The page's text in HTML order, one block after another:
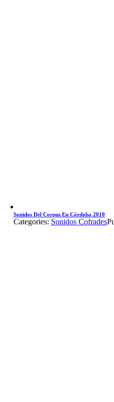
Sonidos Del Corpus En Córdoba 2010
Categories: Sonidos Cofrades